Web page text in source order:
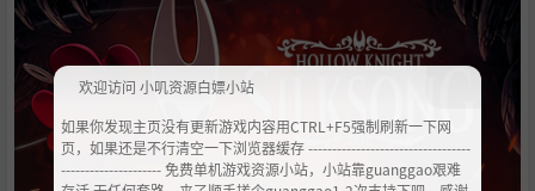
欢迎访问 小叽资源白嫖小站
如果你发现主页没有更新游戏内容用CTRL+F5强制刷新一下网
页，如果还是不行清空一下浏览器缓存 ----------------------------------
--------------------- 免费单机游戏资源小站，小站靠guanggao艰难